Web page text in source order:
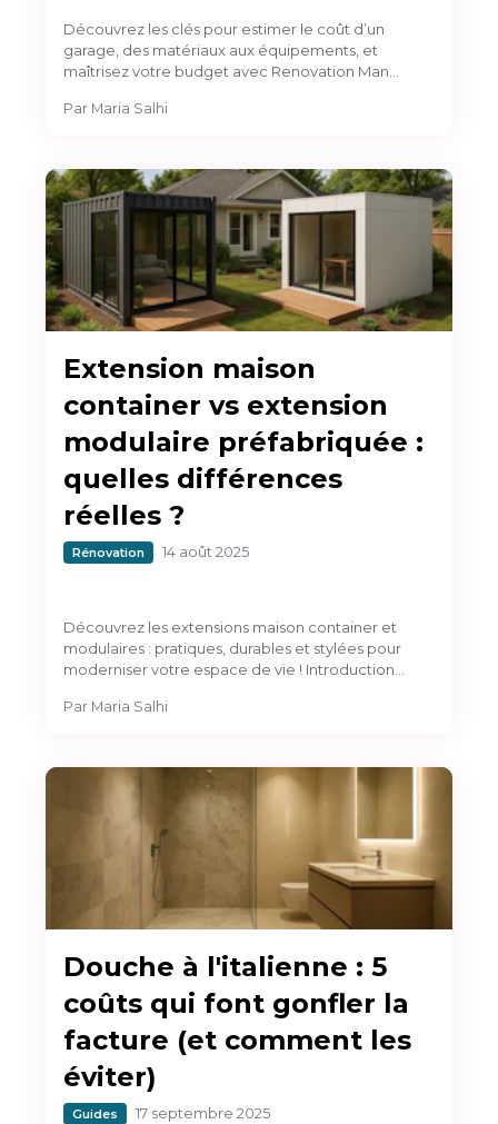
Découvrez les clés pour estimer le coût d’un
garage, des matériaux aux équipements, et
maîtrisez votre budget avec Renovation Man…
Par Maria Salhi
Extension maison
container vs extension
modulaire préfabriquée :
quelles différences
réelles ?
Rénovation 14 août 2025
Découvrez les extensions maison container et
modulaires : pratiques, durables et stylées pour
moderniser votre espace de vie ! Introduction…
Par Maria Salhi
Douche à l'italienne : 5
coûts qui font gonfler la
facture (et comment les
éviter)
Guides 17 septembre 2025